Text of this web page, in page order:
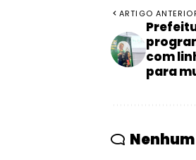
ARTIGO
com
para